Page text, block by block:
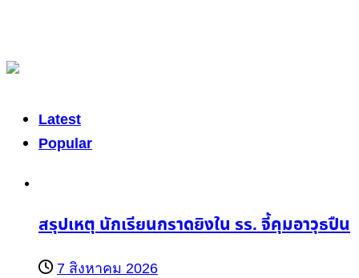
Latest
Popular
สรุปเหตุ นักเรียนกราดยิงใน รร. จี้คุมอาวุธปืน
7 สิงหาคม 2026